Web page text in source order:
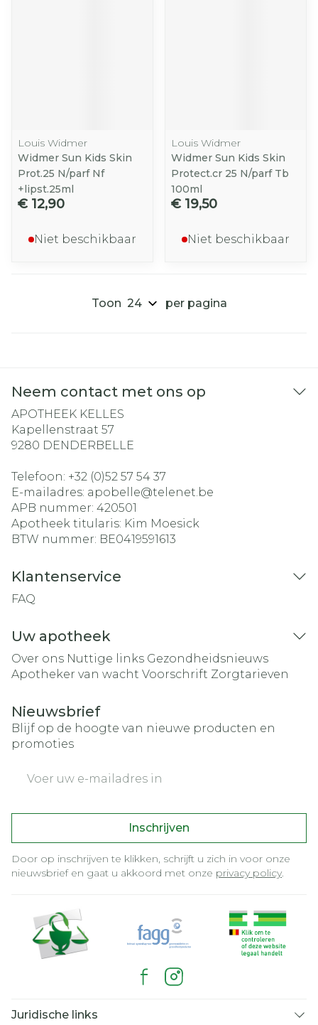
Louis Widmer
Widmer Sun Kids Skin
Prot.25 N/parf Nf
+lipst.25ml
€ 12,90
Niet beschikbaar
Louis Widmer
Widmer Sun Kids Skin
Protect.cr 25 N/parf Tb
100ml
€ 19,50
Niet beschikbaar
Toon per pagina
Neem contact met ons op
APOTHEEK KELLES
Kapellenstraat 57
9280 DENDERBELLE
Telefoon: +32 (0)52 57 54 37
E-mailadres: apobelle@telenet.be
APB nummer: 420501
Apotheek titularis: Kim Moesick
BTW nummer: BE0419591613
Klantenservice
FAQ
Uw apotheek
Over ons Nuttige links Gezondheidsnieuws
Apotheker van wacht Voorschrift Zorgtarieven
Nieuwsbrief
Blijf op de hoogte van nieuwe producten en
promoties
Inschrijven
Door op inschrijven te klikken, schrijft u zich in voor onze
nieuwsbrief en gaat u akkoord met onze privacy policy.
Juridische links